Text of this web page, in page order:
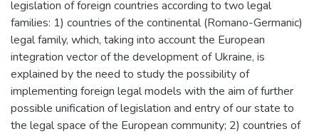
legislation of foreign countries according to two legal
families: 1) countries of the continental (Romano-Germanic)
legal family, which, taking into account the European
integration vector of the development of Ukraine, is
explained by the need to study the possibility of
implementing foreign legal models with the aim of further
possible unification of legislation and entry of our state to
the legal space of the European community; 2) countries of